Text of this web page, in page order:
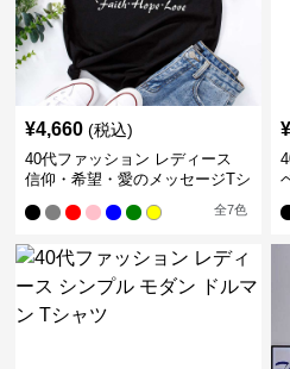
¥4,660 (税込)
40代ファッション レディース
信仰・希望・愛のメッセージTシ
全7色
¥